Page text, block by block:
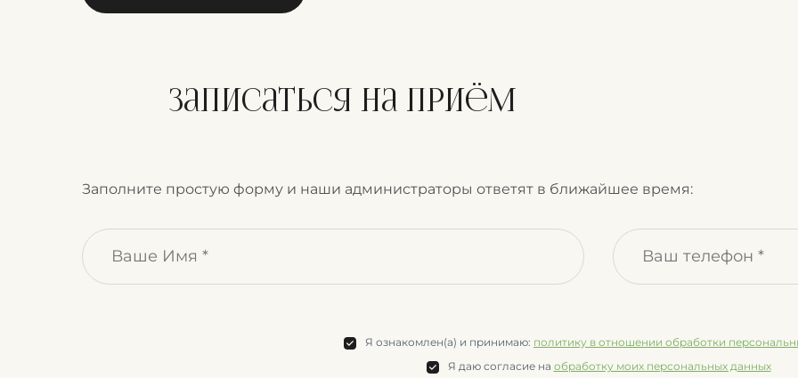
Записаться на приём
Заполните простую форму и наши администраторы ответят в ближайшее время:
Я ознакомлен(а) и принимаю: политику в отношении обработки
Я даю согласие на обработку моих персональных данных